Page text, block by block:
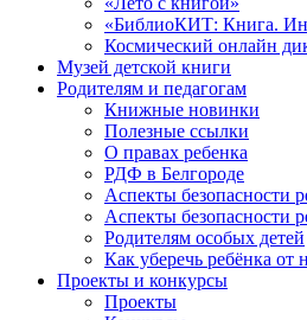
«БиблиоКИТ: Книга.
Космический онлайн
Музей детской книги
Родителям и педагогам
Книжные новинки
Полезные ссылки
О правах ребенка
РДФ в Белгороде
Аспекты безопасности
Аспекты безопасности
Родителям особых детей
Как уберечь ребёнка от
Проекты и конкурсы
Проекты